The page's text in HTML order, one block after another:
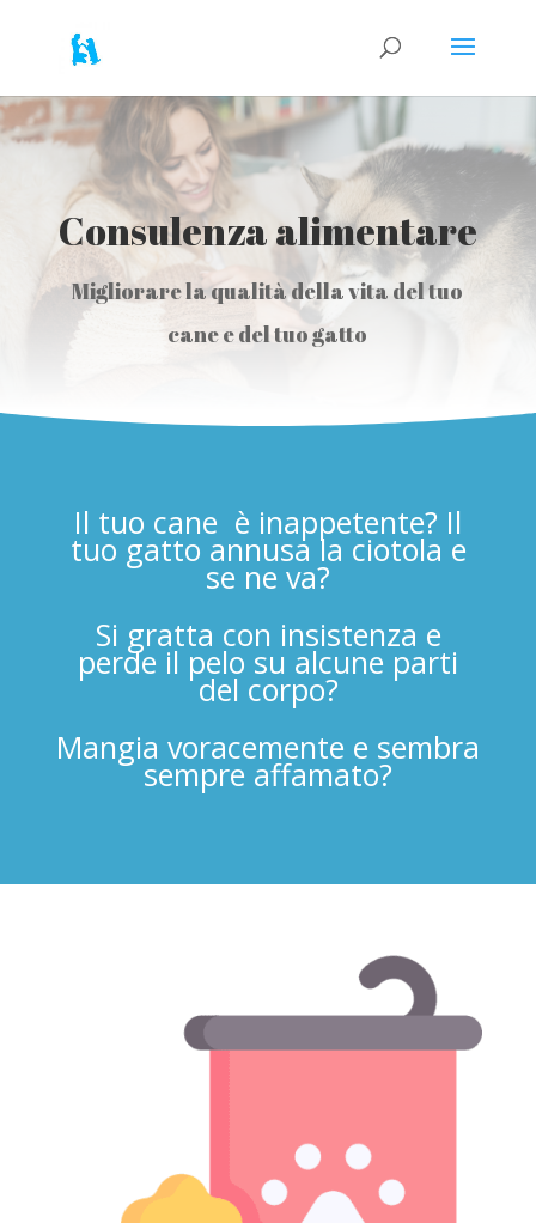
Consulenza alimentare
Migliorare la qualità della vita del tuo
cane e del tuo gatto
Il tuo cane è inappetente? Il
tuo gatto annusa la ciotola e
se ne va?
Si gratta con insistenza e
perde il pelo su alcune parti
del corpo?
Mangia voracemente e sembra
sempre affamato?